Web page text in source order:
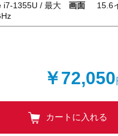
i7-1355U / 最大
画面 15.6
￥72,050
カートに入れる